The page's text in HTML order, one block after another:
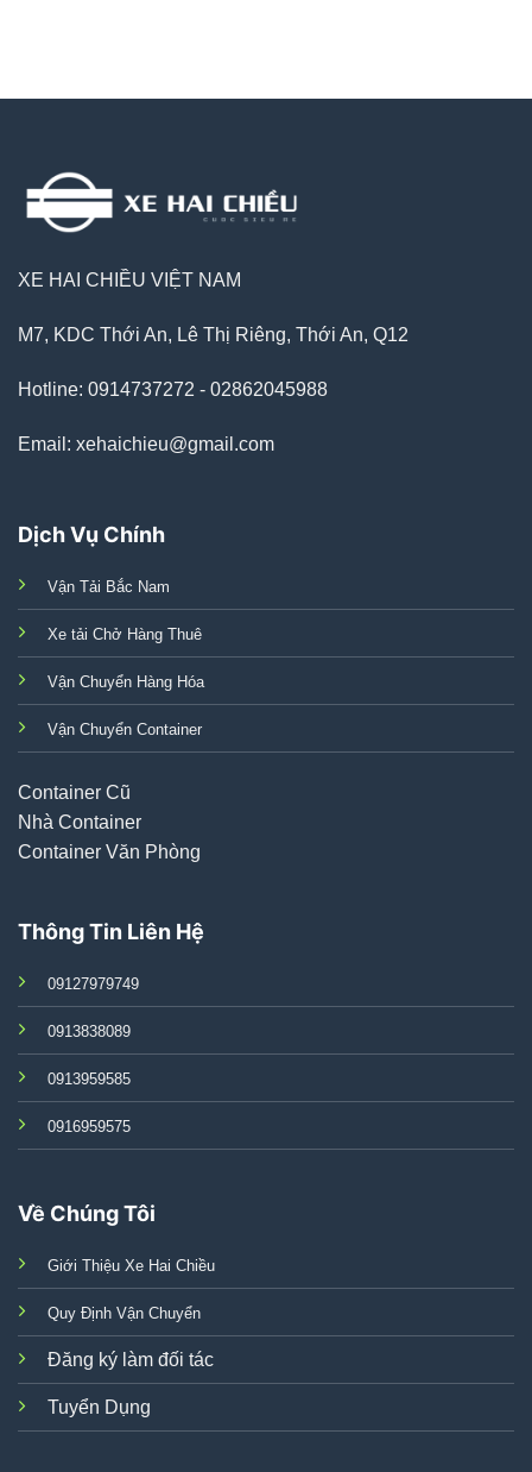
XE HAI CHIỀU VIỆT NAM
M7, KDC Thới An, Lê Thị Riêng, Thới An, Q12
Hotline: 0914737272 - 02862045988
Email: xehaichieu@gmail.com
Dịch Vụ Chính
Vận Tải Bắc Nam
Xe tải Chở Hàng Thuê
Vận Chuyển Hàng Hóa
Vận Chuyển Container
Container Cũ
Nhà Container
Container Văn Phòng
Thông Tin Liên Hệ
09127979749
0913838089
0913959585
0916959575
Về Chúng Tôi
Giới Thiệu Xe Hai Chiều
Quy Định Vận Chuyển
Đăng ký làm đối tác
Tuyển Dụng